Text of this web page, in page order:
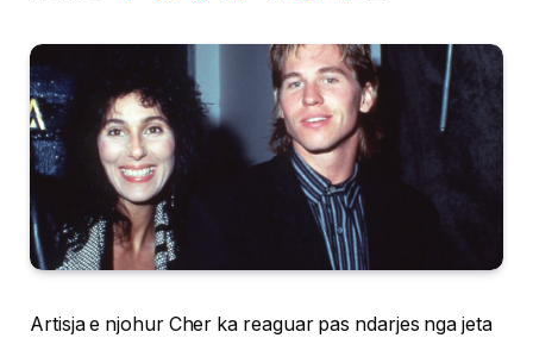
Artisja e njohur Cher ka reaguar pas ndarjes nga jeta